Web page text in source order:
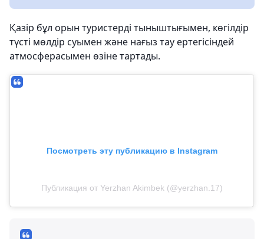
Қазір бұл орын туристерді тыныштығымен, көгілдір
түсті мөлдір суымен және нағыз тау ертегісіндей
атмосферасымен өзіне тартады.
Посмотреть эту публикацию в Instagram
Публикация от Yerzhan Akimbek (@yerzhan.17)